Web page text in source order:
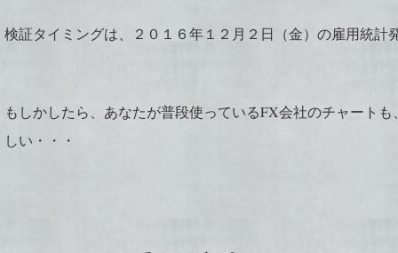
検証タイミングは、２０１６年１２月２日（金）の雇用統計
もしかしたら、あなたが普段使っているFX会社のチャート
しい・・・